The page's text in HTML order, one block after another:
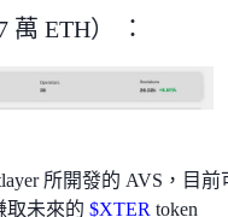
萬 ETH） ：
所開發的 AVS，目前
取未來的 $XTER token